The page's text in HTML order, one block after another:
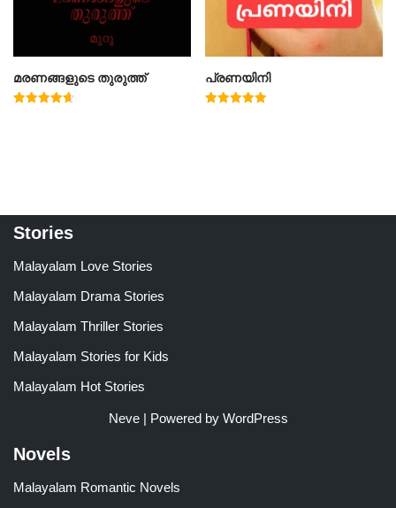
മരണങ്ങളുടെ തുരുത്ത് പ്രണയിനി
Stories
Malayalam Love Stories
Malayalam Drama Stories
Malayalam Thriller Stories
Malayalam Stories for Kids
Malayalam Hot Stories
Neve| Powered by WordPress
Novels
Malayalam Romantic Novels